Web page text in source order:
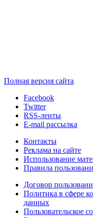
Полная версия сайта
Facebook
Twitter
RSS-ленты
E-mail рассылка
Контакты
Реклама на сайте
Использование
Правила
Договор
Политика в сфере
данных
Пользовательское